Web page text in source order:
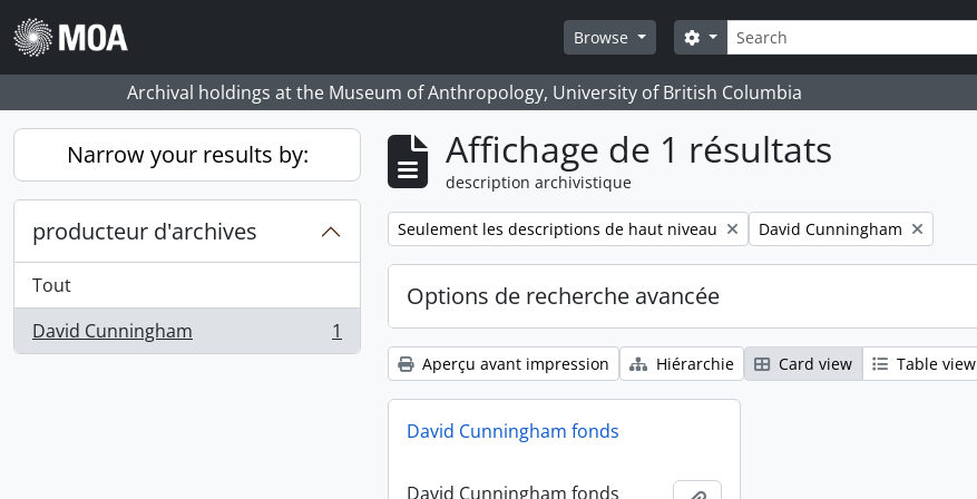
Skip to main content
Browse
Rechercher
Search options
Archival holdings at the Museum of Anthropology, University of British Columbia
Narrow your results by:
producteur d'archives
Tout
David Cunningham
, 1 résultats 1
Affichage de 1 résultats
description archivistique
Remove filter:
Seulement les descriptions de haut niveau Remove filter:
David Cunningham
Options de recherche avancée
Aperçu avant impression Hiérarchie Card view Table view
David Cunningham fonds
David Cunningham fonds